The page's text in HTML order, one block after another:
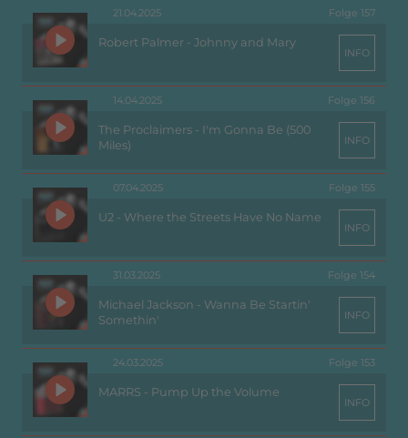
21.04.2025 Folge 157
Robert Palmer - Johnny and Mary
INFO
14.04.2025 Folge 156
The Proclaimers - I'm Gonna Be (500
Miles)
INFO
07.04.2025 Folge 155
U2 - Where the Streets Have No Name
INFO
31.03.2025 Folge 154
Michael Jackson - Wanna Be Startin'
Somethin'
INFO
24.03.2025 Folge 153
MARRS - Pump Up the Volume
INFO